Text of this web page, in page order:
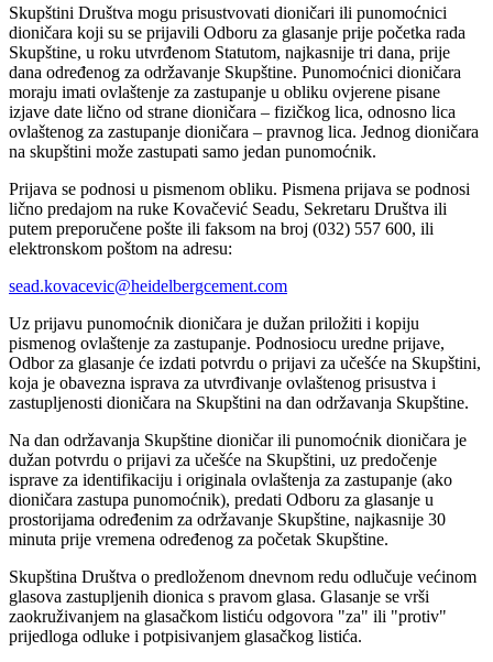
Skupštini Društva mogu prisustvovati dioničari ili punomoćnici
dioničara koji su se prijavili Odboru za glasanje prije početka rada
Skupštine, u roku utvrđenom Statutom, najkasnije tri dana, prije
dana određenog za održavanje Skupštine. Punomoćnici dioničara
moraju imati ovlaštenje za zastupanje u obliku ovjerene pisane
izjave date lično od strane dioničara – fizičkog lica, odnosno lica
ovlaštenog za zastupanje dioničara – pravnog lica. Jednog dioničara
na skupštini može zastupati samo jedan punomoćnik.
Prijava se podnosi u pismenom obliku. Pismena prijava se podnosi
lično predajom na ruke Kovačević Seadu, Sekretaru Društva ili
putem preporučene pošte ili faksom na broj (032) 557 600, ili
elektronskom poštom na adresu:
sead.kovacevic@heidelbergcement.com
Uz prijavu punomoćnik dioničara je dužan priložiti i kopiju
pismenog ovlaštenje za zastupanje. Podnosiocu uredne prijave,
Odbor za glasanje će izdati potvrdu o prijavi za učešće na Skupštini,
koja je obavezna isprava za utvrđivanje ovlaštenog prisustva i
zastupljenosti dioničara na Skupštini na dan održavanja Skupštine.
Na dan održavanja Skupštine dioničar ili punomoćnik dioničara je
dužan potvrdu o prijavi za učešće na Skupštini, uz predočenje
isprave za identifikaciju i originala ovlaštenja za zastupanje (ako
dioničara zastupa punomoćnik), predati Odboru za glasanje u
prostorijama određenim za održavanje Skupštine, najkasnije 30
minuta prije vremena određenog za početak Skupštine.
Skupština Društva o predloženom dnevnom redu odlučuje većinom
glasova zastupljenih dionica s pravom glasa. Glasanje se vrši
zaokruživanjem na glasačkom listiću odgovora "za" ili "protiv"
prijedloga odluke i potpisivanjem glasačkog listića.